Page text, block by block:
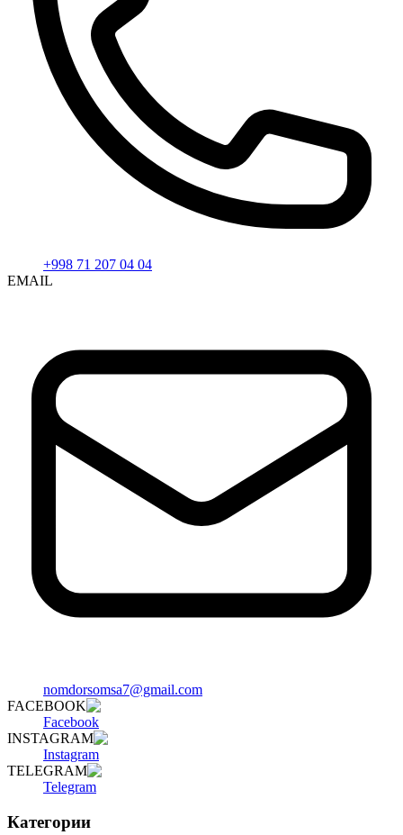
+998 71 207 04 04
EMAIL
nomdorsomsa7@gmail.com
FACEBOOK
Facebook
INSTAGRAM
Instagram
TELEGRAM
Telegram
Категории